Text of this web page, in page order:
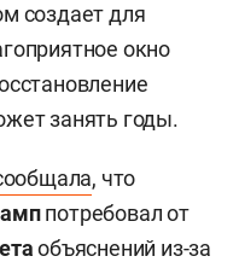
создает для
окно
занять годы.
, что
потребовал от
объяснений из-за